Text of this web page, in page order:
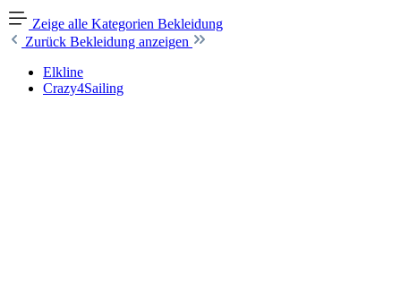
Zeige alle Kategorien Bekleidung
Zurück Bekleidung anzeigen
Elkline
Crazy4Sailing